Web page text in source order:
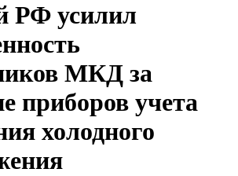
РФ усилил
МКД за
приборов учета
холодного